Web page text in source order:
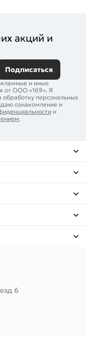
акций и
Подписаться
и иные
от ООО «169». Я
обработку персональных
ознакомление и
и
.
6